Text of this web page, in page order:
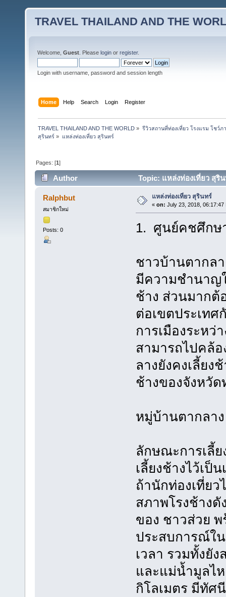
TRAVEL THAILAND AND THE
Welcome, Guest . Please login or register.
Login with username, password and session length
Home Help Search Login Register
TRAVEL THAILAND AND THE WORLD » รีวิวสถานที่ท่องเที่ยว โรงแรม โชว์ภ
สุรินทร์ » แหล่งท่องเที่ยว สุรินทร์
Pages: [1]
Author Topic: แหล่งท่องเที่ยว สุริ
Ralphbut
สมาชิกใหม่
Posts: 0
แหล่งท่องเที่ยว สุรินทร์
« on: July 23, 2018, 06:17:47
1. ศูนย์คชศึกษ
ชาวบ้านตากลา
มีความชำนาญ
ช้าง ส่วนมากต้
ต่อเขตประเท
การเมืองระหว่
สามารถไปคล้
ลางยังคงเลี้ยง
ช้างของจังหวัด
หมู่บ้านตากลา
ลักษณะการเลี้
เลี้ยงช้างไว้เ
ถ้านักท่องเที่ยว
สภาพโรงช้างดั
ของ ชาวส่วย
ประสบการณ์ใ
เวลา รวมทั้งยั
และแม่น้ำมูลไ
กิโลเมตร มีทัศ